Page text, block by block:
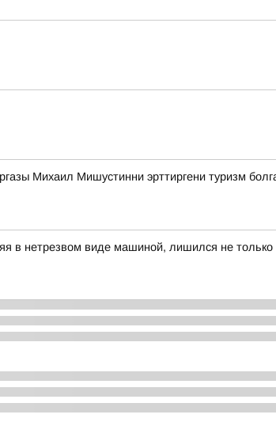
Михаил Мишустинни эрттиргени туризм
в нетрезвом виде машиной, лишился не